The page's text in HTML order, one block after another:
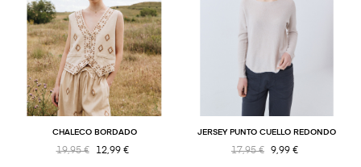
CHALECO BORDADO
19,95 € 12,99 €
JERSEY PUNTO CUELLO REDONDO
17,95 € 9,99 €